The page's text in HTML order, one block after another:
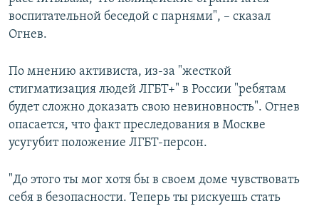
воспитательной беседой с парнями", – сказал
Огнев.
По мнению активиста, из-за "жесткой
стигматизация людей ЛГБТ+" в России "ребятам
будет сложно доказать свою невиновность". Огнев
опасается, что факт преследования в Москве
усугубит положение ЛГБТ-персон.
"До этого ты мог хотя бы в своем доме чувствовать
себя в безопасности. Теперь ты рискуешь стать